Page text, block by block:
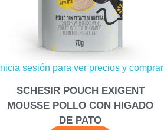
Inicia sesión para ver precios y comprar
SCHESIR POUCH EXIGENT
MOUSSE POLLO CON HIGADO
DE PATO